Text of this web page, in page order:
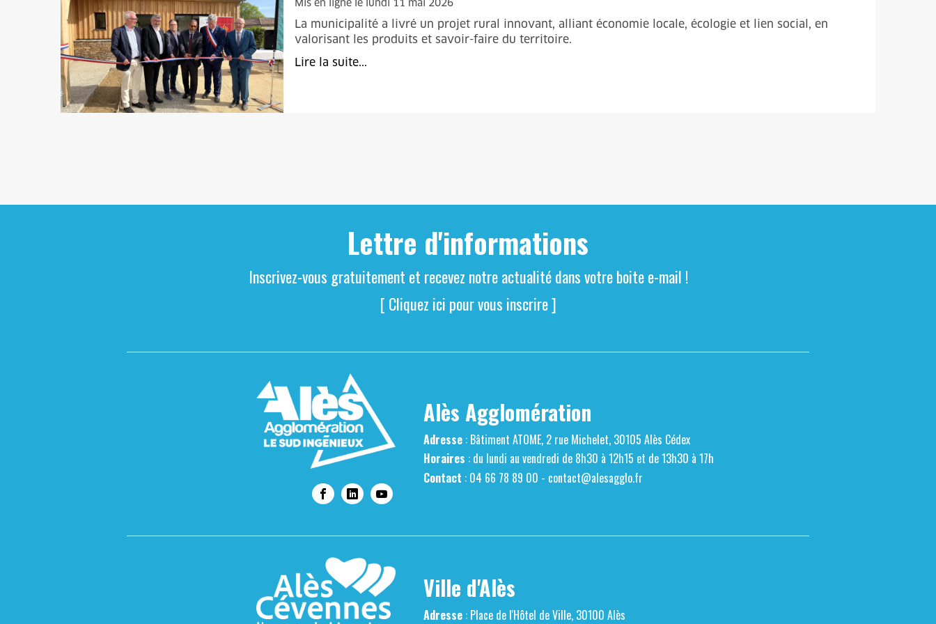
Mis en ligne le lundi 11 mai 2026
La municipalité a livré un projet rural innovant, alliant économie locale, écologie et lien social, en
valorisant les produits et savoir-faire du territoire.
Lire la suite...
Lettre d'informations
Inscrivez-vous gratuitement et recevez notre actualité dans votre boite e-mail !
[ Cliquez ici pour vous inscrire ]
Alès Agglomération
Adresse: Bâtiment ATOME, 2 rue Michelet, 30105 Alès Cédex
Horaires : du lundi au vendredi de 8h30 à 12h15 et de 13h30 à 17h
Contact : 04 66 78 89 00 - contact@alesagglo.fr
Ville d'Alès
Adresse: Place de l'Hôtel de Ville, 30100 Alès